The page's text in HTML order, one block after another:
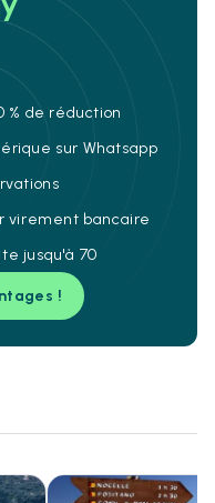
% de réduction
sur Whatsapp
virement bancaire
jusqu'à 70
!